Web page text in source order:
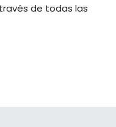
de todas las